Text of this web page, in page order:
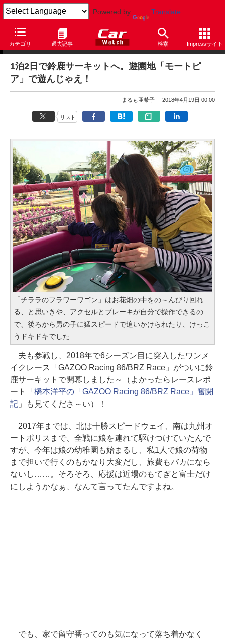
Powered by Translate
カテゴリ 過去記事 検索 Impressサイト
まるも亜希子の「寄り道日和」
1泊2日で鈴鹿サーキットへ。遊園地「モートピ
ア」で遊んじゃえ！
まるも亜希子 2018年4月19日 00:00
リスト
「チララのフラワーワゴン」はお花畑の中をの～んびり回れ
る、と思いきや、アクセルとブレーキが自分で操作できるの
で、後ろから男の子に猛スピードで追いかけられたり、けっこ
うドキドキでした
夫も参戦し、2018年で6シーズン目に突入したワンメ
イクレース「GAZOO Racing 86/BRZ Race」がついに鈴
鹿サーキットで開幕しました～（よかったらレースレポ
ート「 橋本洋平の「GAZOO Racing 86/BRZ Race」奮闘
記 」も見てくださ～い）！
2017年までは、北は十勝スピードウェイ、南は九州オ
ートポリスまで、全戦に娘を連れて駆けつけていたんで
すが、今年は娘の幼稚園も始まるし、私1人で娘の荷物
まで担いで行くのもかなり大変だし、旅費もバカになら
ないし……。そろそろ、応援は近場のもてぎと富士だけ
にしようかなぁ、なんて言ってたんですよね。
でも、家で留守番ってのも気になって落ち着かなく